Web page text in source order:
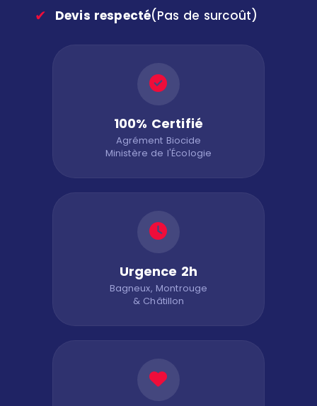
✔ Devis respecté(Pas de surcoût)
100% Certifié
Agrément Biocide
Ministère de l'Écologie
Urgence 2h
Bagneux, Montrouge
& Châtillon